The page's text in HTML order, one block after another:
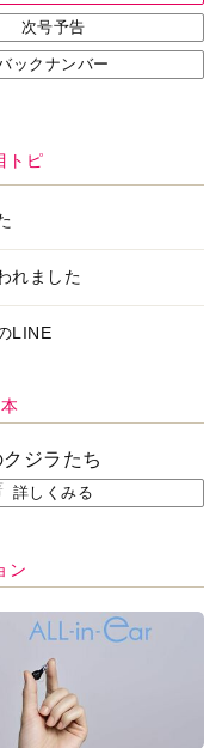
次号予告
ックナンバー
トピ
れました
LINE
ジラたち
詳しくみる
ン